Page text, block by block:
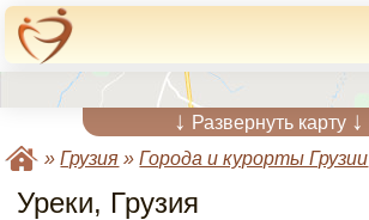
↓ Развернуть карту ↓
»Грузия »Города и курорты Грузии
Уреки, Грузия